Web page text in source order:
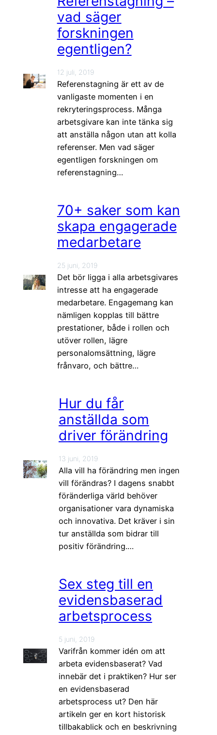
vad säger
forskningen
egentligen?
12 juli, 2019
Referenstagning är ett av de
vanligaste momenten i en
rekryteringsprocess. Många
arbetsgivare kan inte tänka sig
att anställa någon utan att kolla
referenser. Men vad säger
egentligen forskningen om
referenstagning…
70+ saker som kan
skapa engagerade
medarbetare
25 juni, 2019
Det bör ligga i alla arbetsgivares
intresse att ha engagerade
medarbetare. Engagemang kan
nämligen kopplas till bättre
prestationer, både i rollen och
utöver rollen, lägre
personalomsättning, lägre
frånvaro, och bättre…
Hur du får
anställda som
driver förändring
13 juni, 2019
Alla vill ha förändring men ingen
vill förändras? I dagens snabbt
föränderliga värld behöver
organisationer vara dynamiska
och innovativa. Det kräver i sin
tur anställda som bidrar till
positiv förändring.…
Sex steg till en
evidensbaserad
arbetsprocess
5 juni, 2019
Varifrån kommer idén om att
arbeta evidensbaserat? Vad
innebär det i praktiken? Hur ser
en evidensbaserad
arbetsprocess ut? Den här
artikeln ger en kort historisk
tillbakablick och en beskrivning